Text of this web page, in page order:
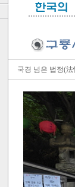
국경 넘은 법정(